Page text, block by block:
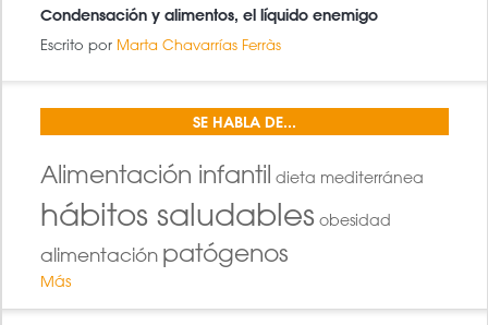
Condensación y alimentos, el líquido enemigo
Escrito por Marta Chavarrías Ferràs
SE HABLA DE...
Alimentación infantil dieta mediterránea
hábitos saludables obesidad
alimentación patógenos
Más